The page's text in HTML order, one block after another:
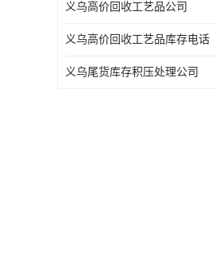
义乌高价回收工艺品公司
义乌高价回收工艺品库存电话
义乌尾货库存积压处理公司